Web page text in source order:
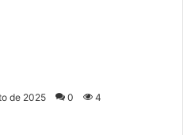
de 2025 0 4